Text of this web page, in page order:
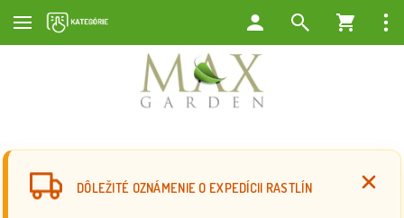
DÔLEŽITÉ OZNÁMENIE O EXPEDÍCII RASTLÍN